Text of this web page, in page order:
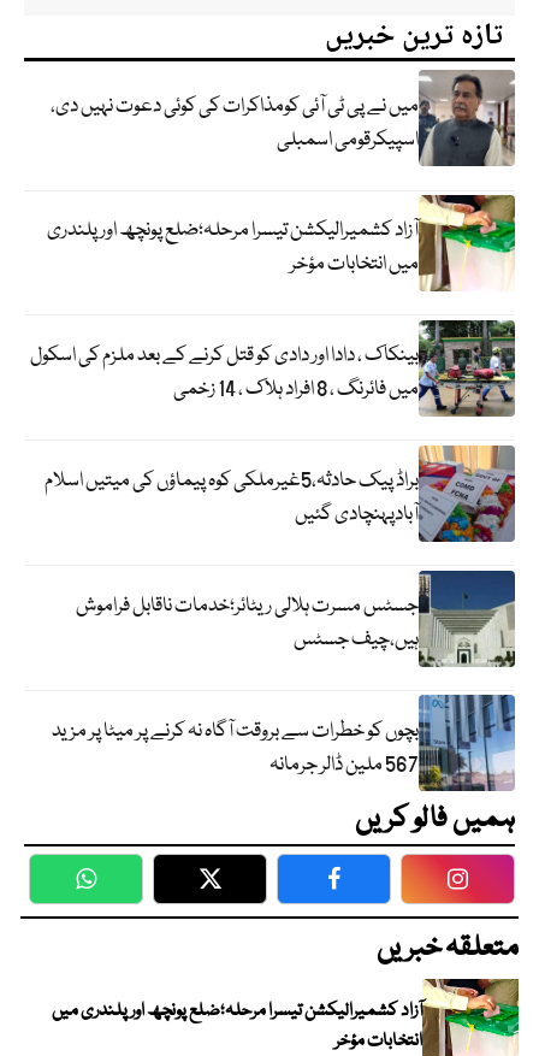
تازہ ترین خبریں
میں نے پی ٹی آئی کومذاکرات کی کوئی دعوت نہیں دی،
اسپیکرقومی اسمبلی
آزاد کشمیرالیکشن تیسرا مرحلہ؛ضلع پونچھ اور پلندری
میں انتخابات مؤخر
بینکاک ، دادا اور دادی کو قتل کرنے کے بعد ملزم کی اسکول
میں فائرنگ ، 8 افراد ہلاک ، 14 زخمی
براڈ پیک حادثہ،5غیرملکی کوہ پیماؤں کی میتیں اسلام
آبادپہنچادی گئیں
جسٹس مسرت ہلالی ریٹائر؛خدمات ناقابل فراموش
ہیں،چیف جسٹس
بچوں کو خطرات سے بروقت آگاہ نہ کرنے پر میٹا پر مزید
567 ملین ڈالر جرمانہ
ہمیں فالو کریں
WhatsApp Twitter Facebook
متعلقہ خبریں
آزاد کشمیرالیکشن تیسرا مرحلہ؛ضلع پونچھ اور پلندری میں
انتخابات مؤخر